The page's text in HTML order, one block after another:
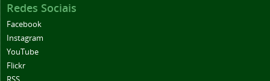
Redes Sociais
Facebook
Instagram
YouTube
Flickr